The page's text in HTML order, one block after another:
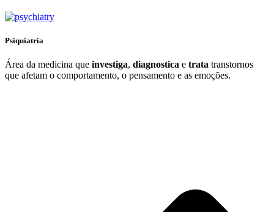
Psiquiatria
Área da medicina que investiga, diagnostica e trata transtornos
que afetam o comportamento, o pensamento e as emoções.